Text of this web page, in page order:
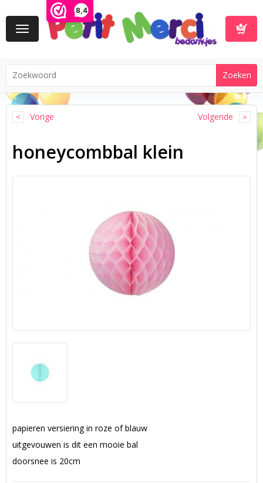
8,4
Toggle
navigation
Vorige Volgende
honeycombbal klein
papieren versiering in roze of blauw
uitgevouwen is dit een mooie bal
doorsnee is 20cm